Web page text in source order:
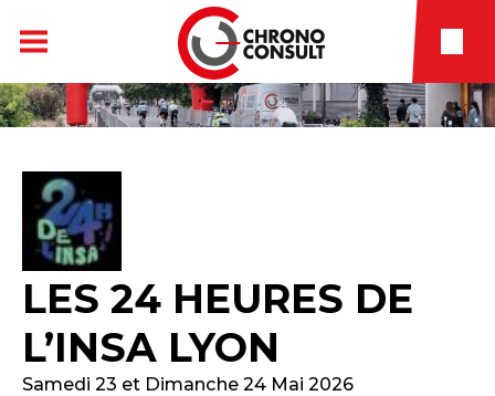
LES 24 HEURES DE
L’INSA LYON
Samedi 23 et Dimanche 24 Mai 2026